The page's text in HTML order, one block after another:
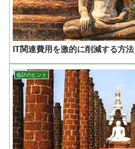
IT関連費用を激的に削減する方法
会計のヒント